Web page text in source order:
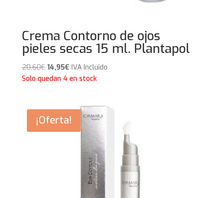
Crema Contorno de ojos
pieles secas 15 ml. Plantapol
20,60€ El
precio
20,60€.
14,95€El
precio
14,95€.
IVA Incluido
Solo quedan 4 en stock
¡Oferta!